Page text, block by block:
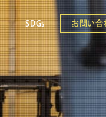
SDGs お問い合